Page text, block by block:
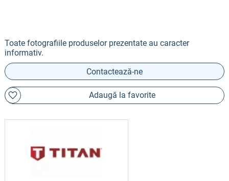
Toate fotografiile produselor prezentate au caracter
informativ.
Contactează-ne
Adaugă la favorite